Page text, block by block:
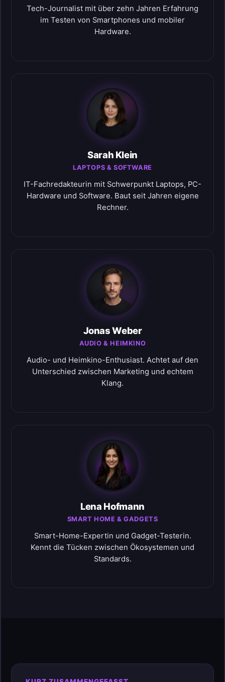
Tech-Journalist mit über zehn Jahren Erfahrung
im Testen von Smartphones und mobiler
Hardware.
Sarah Klein
LAPTOPS & SOFTWARE
IT-Fachredakteurin mit Schwerpunkt Laptops, PC-
Hardware und Software. Baut seit Jahren eigene
Rechner.
Jonas Weber
AUDIO & HEIMKINO
Audio- und Heimkino-Enthusiast. Achtet auf den
Unterschied zwischen Marketing und echtem
Klang.
Lena Hofmann
SMART HOME & GADGETS
Smart-Home-Expertin und Gadget-Testerin.
Kennt die Tücken zwischen Ökosystemen und
Standards.